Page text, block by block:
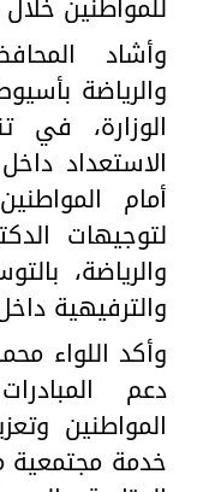
وأشاد
والرياضة
الوزارة، في
الاستعداد
أمام
لتوجيهات
والرياضة،
والترفيهية
وأكد اللواء
دعم
المواطنين
خدمة مجتمعية